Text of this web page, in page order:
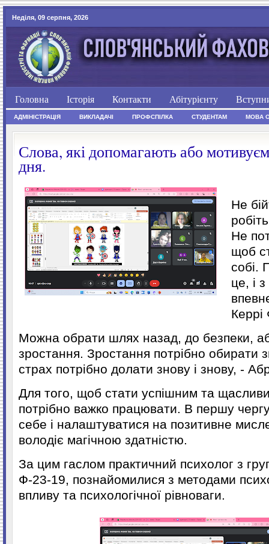
Неділя, 09 серпня, 2026
Головна Історія Контакти Абітурієнту
АДМІНІСТРАЦІЯ ВИКЛАДАЧІ ПРОФСПІЛКА СТУДЕНТАМ МОВА
Слова, які допомагають або
дня.
Не
Не
щоб
собі.
це, і
Можна обрати шлях назад, до безпеки,
зростання. Зростання потрібно обирати
страх потрібно долати знову і знову, -
Для того, щоб стати успішним та
потрібно важко працювати. В першу
себе і налаштуватися на позитивне
володіє магічною здатністю.
За цим гаслом практичний психолог з
Ф-23-19, познайомилися з методами
впливу та психологічної рівноваги.